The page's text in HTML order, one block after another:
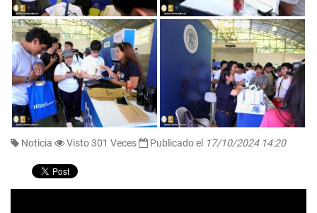
Noticia Visto 301 Veces Publicado el 17/10/2024 14:20